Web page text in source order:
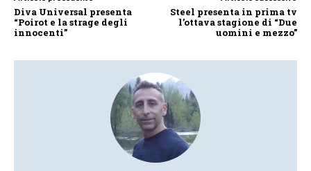
Diva Universal presenta
“Poirot e la strage degli
innocenti”
Steel presenta in prima tv
l’ottava stagione di “Due
uomini e mezzo”